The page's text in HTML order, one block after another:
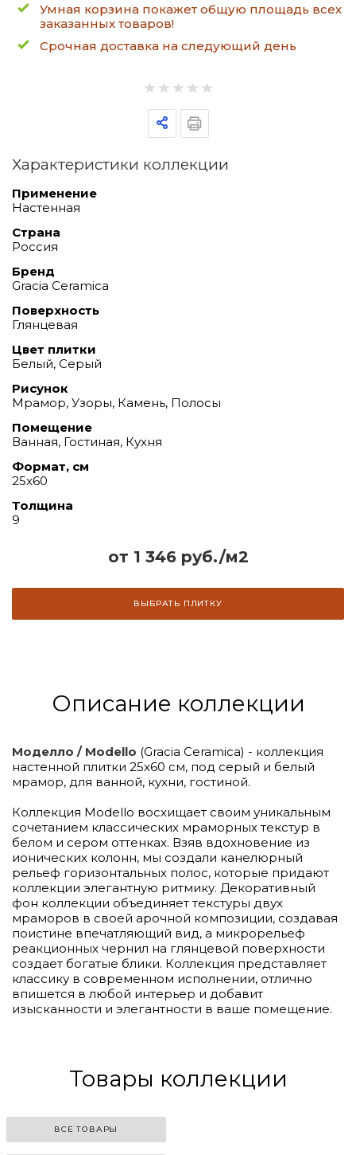
Умная корзина покажет общую площадь всех
заказанных товаров!
Срочная доставка на следующий день
от 1 346 руб./м2
ВЫБРАТЬ ПЛИТКУ
Характеристики коллекции
Применение
Настенная
Страна
Россия
Бренд
Gracia Ceramica
Поверхность
Глянцевая
Цвет плитки
Белый, Серый
Рисунок
Мрамор, Узоры, Камень, Полосы
Помещение
Ванная, Гостиная, Кухня
Формат, см
25x60
Толщина
9
Описание коллекции
Моделло / Modello (Gracia Ceramica) - коллекция
настенной плитки 25х60 см, под серый и белый
мрамор, для ванной, кухни, гостиной.
Коллекция Modello восхищает своим уникальным
сочетанием классических мраморных текстур в
белом и сером оттенках. Взяв вдохновение из
ионических колонн, мы создали канелюрный
рельеф горизонтальных полос, которые придают
коллекции элегантную ритмику. Декоративный
фон коллекции объединяет текстуры двух
мраморов в своей арочной композиции, создавая
поистине впечатляющий вид, а микрорельеф
реакционных чернил на глянцевой поверхности
создает богатые блики. Коллекция представляет
классику в современном исполнении, отлично
впишется в любой интерьер и добавит
изысканности и элегантности в ваше помещение.
Товары коллекции
ВСЕ ТОВАРЫ